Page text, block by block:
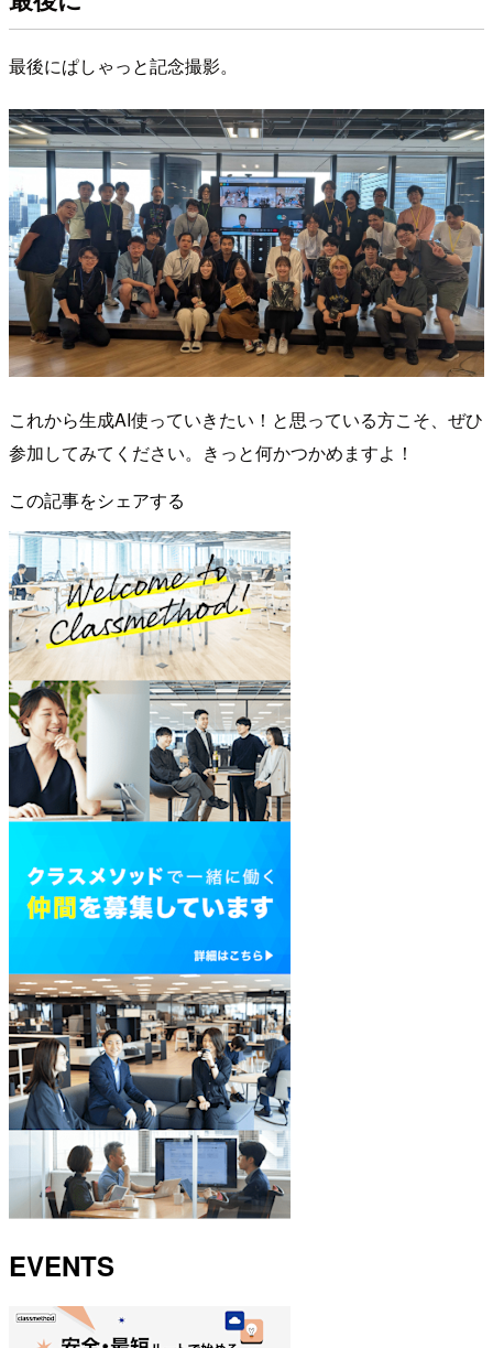
最後にぱしゃっと記念撮影。
これから生成AI使っていきたい！と思っている方こそ、ぜひ
参加してみてください。きっと何かつかめますよ！
この記事をシェアする
EVENTS